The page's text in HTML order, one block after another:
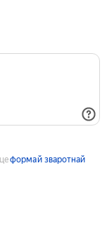
формай зваротнай